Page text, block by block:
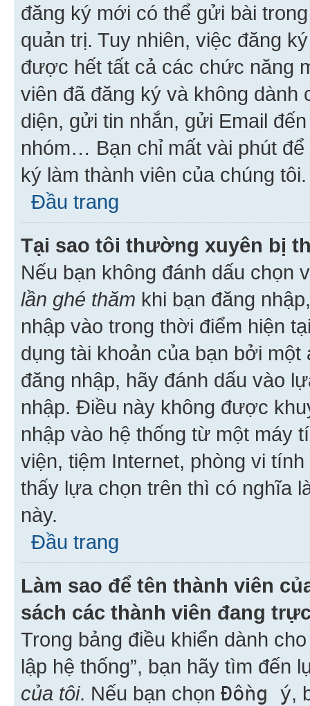
đăng ký mới có thể gửi bài
quản trị. Tuy nhiên, việc đăng
được hết tất cả các chức năng
viên đã đăng ký và không
diện, gửi tin nhắn, gửi Email
nhóm… Bạn chỉ mất vài phút
ký làm thành viên của chúng tôi.
Đầu trang
Tại sao tôi thường xuyên bị
Nếu bạn không đánh dấu chọn
lần ghé thăm khi bạn đăng
nhập vào trong thời điểm hiện
dụng tài khoản của bạn bởi
đăng nhập, hãy đánh dấu vào
nhập. Điều này không được
nhập vào hệ thống từ một máy
viện, tiệm Internet, phòng vi
thấy lựa chọn trên thì có nghĩa
này.
Đầu trang
Làm sao để tên thành viên
sách các thành viên đang
Trong bảng điều khiển dành
lập hệ thống”, bạn hãy tìm đến
của tôi. Nếu bạn chọn Đồng ý,